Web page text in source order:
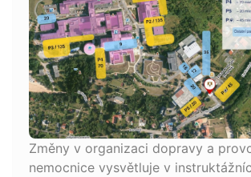
Změny v organizaci dopravy a
nemocnice vysvětluje v